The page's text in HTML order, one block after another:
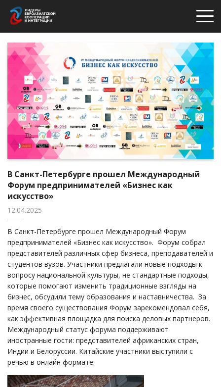
В Санкт-Петербурге прошел Международный
Форум предпринимателей «Бизнес как
искусство»
12.04.2025
В Санкт-Петербурге прошел Международный Форум
предпринимателей «Бизнес как искусство». Форум собрал
представителей различных сфер бизнеса, преподавателей и
студентов вузов. Участники предлагали новые подходы к
вопросу национальной культуры, не стандартные подходы,
которые помогают изменить традиционные взгляды на
бизнес, обсудили тему образования и наставничества. За
время своего существования Форум зарекомендовал себя,
как эффективная площадка для поиска деловых партнеров.
Международный статус форума поддерживают
иностранные гости: представителей африканских стран,
Индии и Белоруссии. Китайские участники выступили с
речью в онлайн формате.